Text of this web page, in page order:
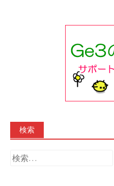
検索
検